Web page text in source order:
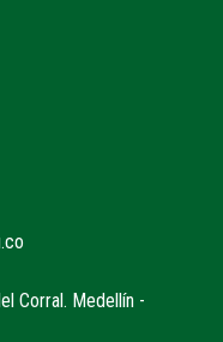
Corral. Medellín -